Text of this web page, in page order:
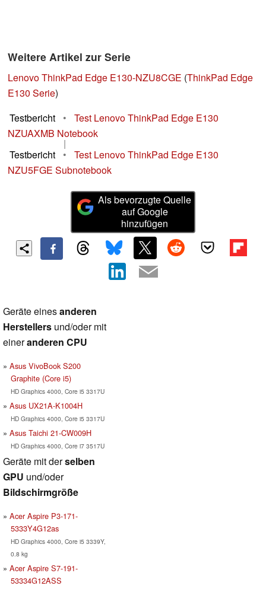
Weitere Artikel zur Serie
Lenovo ThinkPad Edge E130-NZU8CGE (ThinkPad Edge
E130 Serie)
Testbericht
•
Test Lenovo ThinkPad Edge E130
NZUAXMB Notebook
|
Testbericht
•
Test Lenovo ThinkPad Edge E130
NZU5FGE Subnotebook
Als bevorzugte Quelle
auf Google
hinzufügen
Geräte einesanderen
Herstellers und/oder mit
eineranderen CPU
Asus VivoBook S200
Graphite (Core i5)
HD Graphics 4000, Core i5 3317U
Asus UX21A-K1004H
HD Graphics 4000, Core i5 3317U
Asus Taichi 21-CW009H
HD Graphics 4000, Core i7 3517U
Geräte mit derselben
GPU und/oder
Bildschirmgröße
Acer Aspire P3-171-
5333Y4G12as
HD Graphics 4000, Core i5 3339Y,
0.8 kg
Acer Aspire S7-191-
53334G12ASS